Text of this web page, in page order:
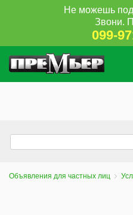
Не можешь
Звони.
099-
Объявления для частных лиц